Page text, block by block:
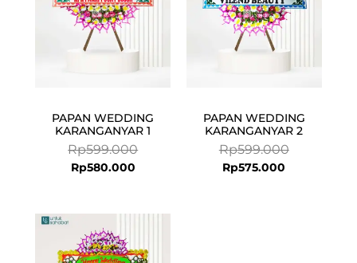
PAPAN WEDDING
KARANGANYAR 1
Rp599.000
Rp580.000
PAPAN WEDDING
KARANGANYAR 2
Rp599.000
Rp575.000